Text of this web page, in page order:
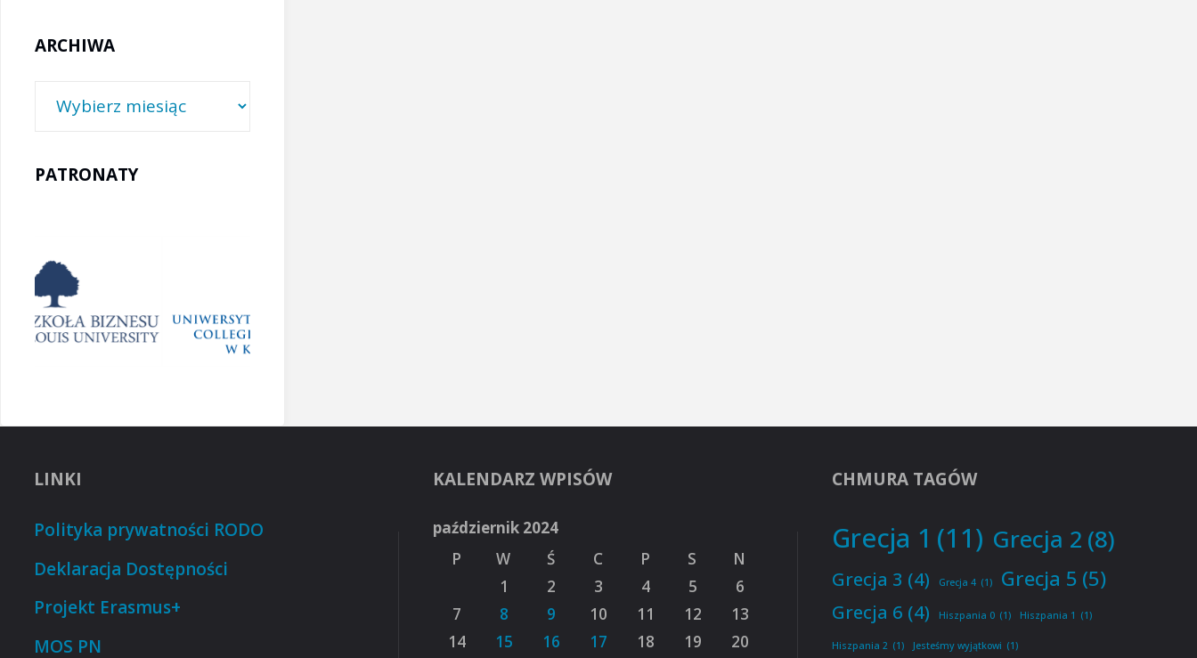
ARCHIWA
Archiwa
PATRONATY
LINKI
Polityka prywatności RODO
Deklaracja Dostępności
Projekt Erasmus+
MOS PN
KALENDARZ WPISÓW
październik 2024
P
W Ś C P S
N
1
2 3 4 5
6
7
8 9 10 11 12
13
14
15 16 17 18 19 20
CHMURA TAGÓW
Grecja 1 (11) Grecja 2 (8)
Grecja 3 (4) Grecja 4 (1) Grecja 5 (5)
Grecja 6 (4) Hiszpania 0 (1) Hiszpania 1 (1)
Hiszpania 2 (1) Jesteśmy wyjątkowi (1)